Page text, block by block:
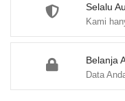
Selalu
Kami
Belanja
Data